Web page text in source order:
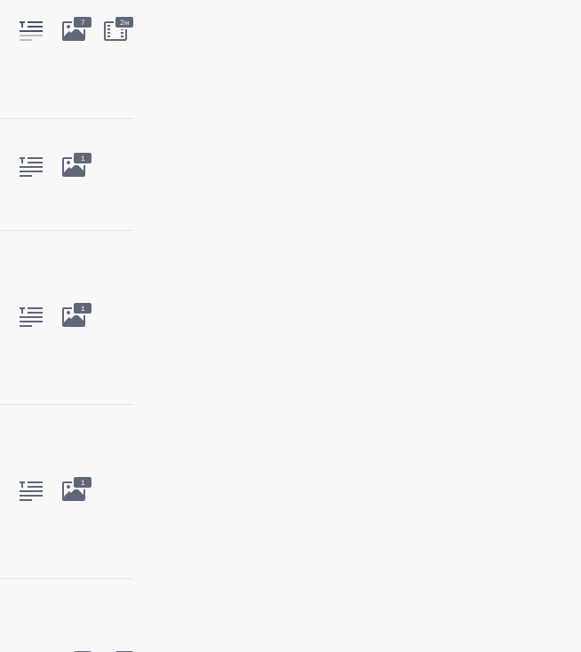
7 2м
1
1
1